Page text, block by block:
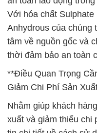
Với hóa chất
Anhydrous của chúng
tâm về nguồn gốc và
thời đảm bảo an toàn
**Điều Quan Trọng
Giảm Chi Phí Sản
Nhằm giúp khách
xuất và giảm thiểu chi